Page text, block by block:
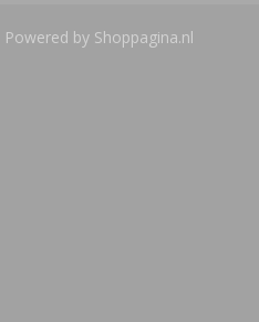
by Shoppagina.nl